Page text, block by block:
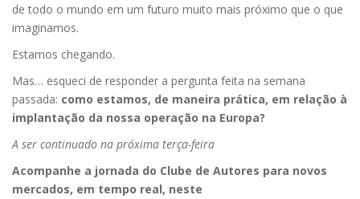
de todo o mundo em um futuro muito mais próximo que o que
imaginamos.
Estamos chegando.
Mas… esqueci de responder a pergunta feita na semana
passada: como estamos, de maneira prática, em relação à
implantação da nossa operação na Europa?
A ser continuado na próxima terça-feira
Acompanhe a jornada do Clube de Autores para novos
mercados, em tempo real, neste